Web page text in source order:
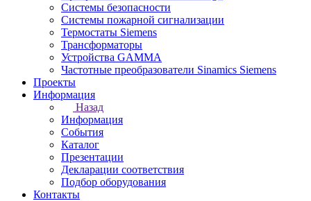
Системы безопасности
Системы пожарной сигнализации
Термостаты Siemens
Трансформаторы
Устройства GAMMA
Частотные преобразователи Sinamics Siemens
Проекты
Информация
Назад
Информация
События
Каталог
Презентации
Декларации соответствия
Подбор оборудования
Контакты